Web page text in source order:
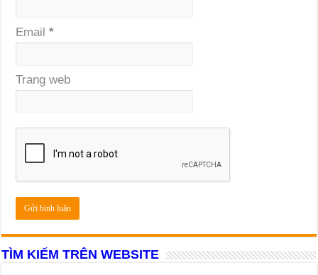
Email*
Trang web
TÌM KIẾM TRÊN WEBSITE